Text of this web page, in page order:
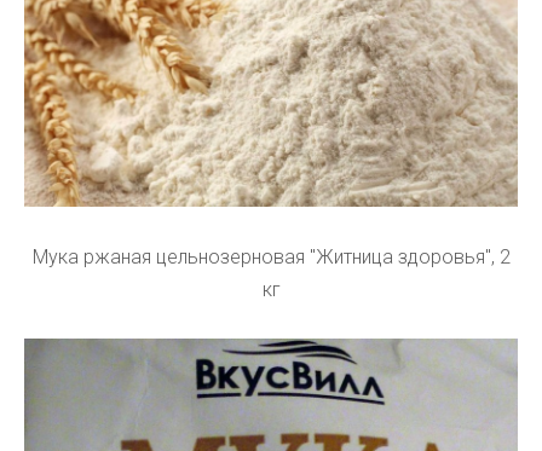
Мука ржаная цельнозерновая "Житница здоровья", 2
кг